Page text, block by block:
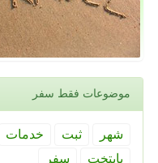
موضوعات فقط سفر
شهر ثبت خدمات
پایتخت
سفر